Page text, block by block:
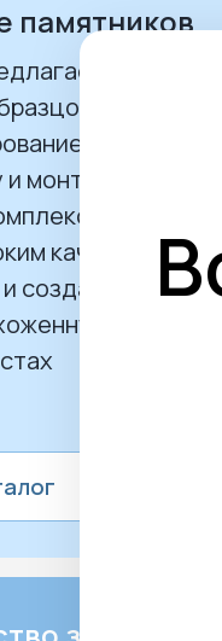
памятников
и услуг,
монтаж. Наши
качеством,
создают